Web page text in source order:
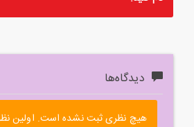
دیدگاه‌ها
هیچ نظری ثبت نشده است. اولین نظر